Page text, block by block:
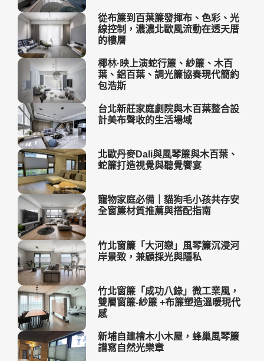
從布簾到百葉簾發揮布、色彩、光
線控制，濃濃北歐風流動在透天厝
的樓層
椰林·映上演蛇行簾、紗簾、木百
葉、鋁百葉、調光簾協奏現代簡約
包浩斯
台北新莊家庭劇院與木百葉整合設
計美布聲收的生活場域
北歐丹麥Dali與風琴簾與木百葉、
蛇簾打造視覺與聽覺饗宴
寵物家庭必備｜貓狗毛小孩共存安
全窗簾材質推薦與搭配指南
竹北窗簾「大河戀」風琴簾沉浸河
岸景致，兼顧採光與隱私
竹北窗簾「成功八錄」微工業風，
雙層窗簾-紗簾 +布簾塑造溫暖現代
感
新埔自建檜木小木屋，蜂巢風琴簾
譜寫自然光樂章